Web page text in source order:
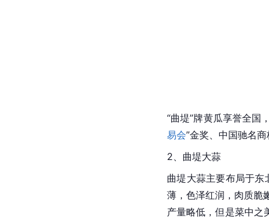
“曲堤”牌黄瓜享誉全国
易会”金奖、 中国驰名商
2、曲堤大蒜
曲堤大蒜主要布局于东
薄，色泽红润，肉质脆
产量略低，但是菜中之